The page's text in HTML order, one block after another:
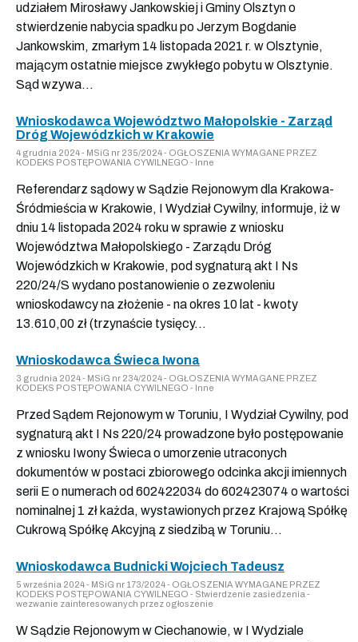
udziałem Mirosławy Jankowskiej i Gminy Olsztyn o
stwierdzenie nabycia spadku po Jerzym Bogdanie
Jankowskim, zmarłym 14 listopada 2021 r. w Olsztynie,
mającym ostatnie miejsce zwykłego pobytu w Olsztynie.
Sąd wzywa...
Wnioskodawca Województwo Małopolskie - Zarząd
Dróg Wojewódzkich w Krakowie
4 grudnia 2024 - MSiG nr 235/2024 - OGŁOSZENIA WYMAGANE PRZEZ
KODEKS POSTĘPOWANIA CYWILNEGO - Inne
Referendarz sądowy w Sądzie Rejonowym dla Krakowa-
Śródmieścia w Krakowie, I Wydział Cywilny, informuje, iż w
dniu 14 listopada 2024 roku w sprawie z wniosku
Województwa Małopolskiego - Zarządu Dróg
Wojewódzkich w Krakowie, pod sygnaturą akt I Ns
220/24/S wydano postanowienie o zezwoleniu
wnioskodawcy na złożenie - na okres 10 lat - kwoty
13.610,00 zł (trzynaście tysięcy...
Wnioskodawca Świeca Iwona
3 grudnia 2024 - MSiG nr 234/2024 - OGŁOSZENIA WYMAGANE PRZEZ
KODEKS POSTĘPOWANIA CYWILNEGO - Inne
Przed Sądem Rejonowym w Toruniu, I Wydział Cywilny, pod
sygnaturą akt I Ns 220/24 prowadzone było postępowanie
z wniosku Iwony Świeca o umorzenie utraconych
dokumentów w postaci zbiorowego odcinka akcji imiennych
serii E o numerach od 602422034 do 602423074 o wartości
nominalnej 1 zł każda, wystawionych przez Krajową Spółkę
Cukrową Spółkę Akcyjną z siedzibą w Toruniu...
Wnioskodawca Budnicki Wojciech Tadeusz
5 września 2024 - MSiG nr 173/2024 - OGŁOSZENIA WYMAGANE PRZEZ
KODEKS POSTĘPOWANIA CYWILNEGO - Stwierdzenie zasiedzenia -
wezwanie zainteresowanych przez ogłoszenie
W Sądzie Rejonowym w Ciechanowie, w I Wydziale